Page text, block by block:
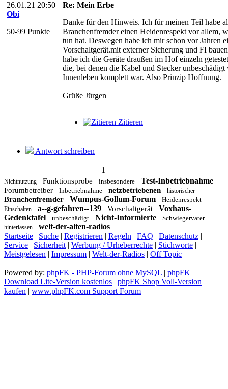
26.01.21 20:50
Obi
50-99 Punkte
Re: Mein Erbe
Danke für den Hinweis. Ich für meinen Teil habe
Branchenfremder einen Heidenrespekt vor allem,
tun hat. Deswegen habe ich mir schon vor Jahren
Vorschaltgerät.mit externer Sicherung und FI
habe ich die Geräte draußen im Hof einzeln
die, bei denen die Kabel und Stecker unbeschädigt
Innenleben komplett war. Also Prinzip Hoffnung.
Grüße Jürgen
Zitieren
Antwort schreiben
1
Nichtnutzung Funktionsprobe insbesondere Test-Inbetriebnahme
Forumbetreiber Inbetriebnahme netzbetriebenen historischer
Branchenfremder Wumpus-Gollum-Forum Heidenrespekt
Einschalten a--g-gefahren--139 Vorschaltgerät
Voxhaus-
Gedenktafel
unbeschädigt Nicht-Informierte Schwiegervater
hinterlassen
welt-der-alten-radios
Startseite | Suche | Registrieren | Regeln | FAQ | Datenschutz |
Service | Sicherheit | Werbung / Urheberrechte | Stichworte |
Meistgelesen | Impressum | Welt-der-Radios | Off Topic
Powered by: phpFK - PHP-Forum ohne MySQL | phpFK
Download Lite-Version kostenlos | phpFK Shop Voll-Version
kaufen | www.phpFK.com Support Forum